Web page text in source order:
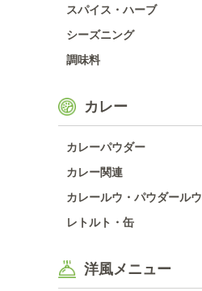
スパイス・ハーブ
シーズニング
調味料
カレー
カレーパウダー
カレー関連
カレールウ・パウダールウ
レトルト・缶
洋風メニュー